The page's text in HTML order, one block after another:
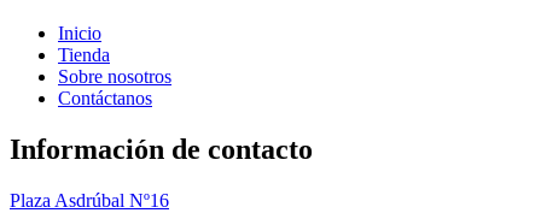
Inicio
Tienda
Sobre nosotros
Contáctanos
Información de contacto
Plaza Asdrúbal Nº16